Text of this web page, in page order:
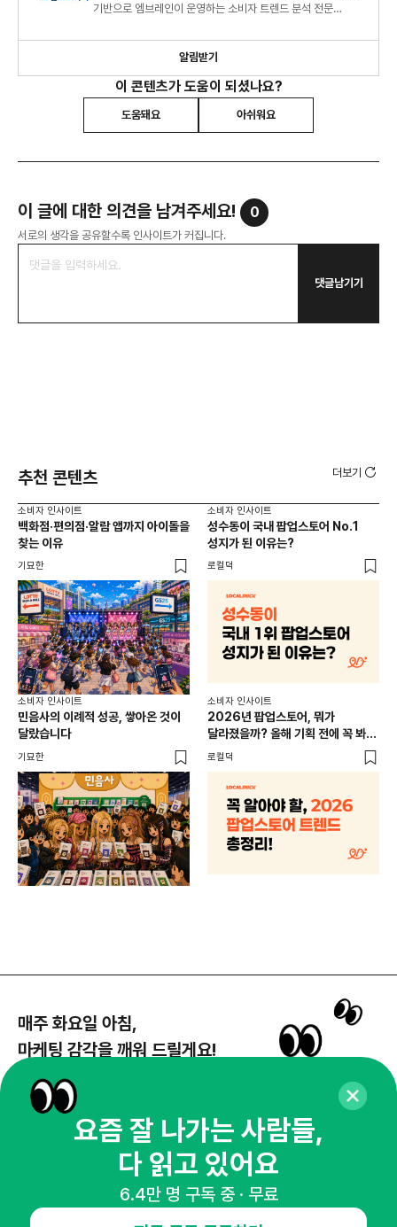
기반으로 엠브레인이 운영하는 소비자 트렌드 분석 전문
알림받기
이 콘텐츠가 도움이 되셨나요?
도움돼요 아쉬워요
이 글에 대한 의견을 남겨주세요! 0
서로의 생각을 공유할수록 인사이트가 커집니다.
댓글남기기
추천 콘텐츠 더보기
소비자 인사이트
백화점·편의점·알람 앱까지 아이돌을
찾는 이유
기묘한
소비자 인사이트
성수동이 국내 팝업스토어 No.1
성지가 된 이유는?
로컬덕
소비자 인사이트
민음사의 이례적 성공, 쌓아온 것이
달랐습니다
기묘한
소비자 인사이트
2026년 팝업스토어, 뭐가
달라졌을까? 올해 기획 전에 꼭 봐야
할 트렌드 4가지
로컬덕
매주 화요일 아침,
마케팅 감각을 깨워 드릴게요!
뉴스레터 구독하기
요즘 잘 나가는 사람들,
다 읽고 있어요
6.4만 명 구독 중 · 무료